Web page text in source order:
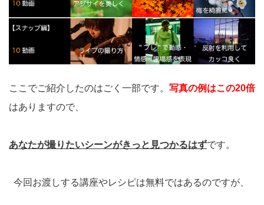
ここでご紹介したのはごく一部です。 写真の例はこの20倍
はありますので、
あなたが撮りたいシーンがきっと見つかるはずです。
今回お渡しする講座やレシピは無料ではあるのですが、